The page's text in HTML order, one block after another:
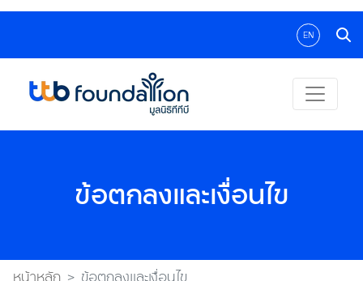
EN
ข้อตกลงและเงื่อนไข
หน้าหลัก ข้อตกลงและเงื่อนไข